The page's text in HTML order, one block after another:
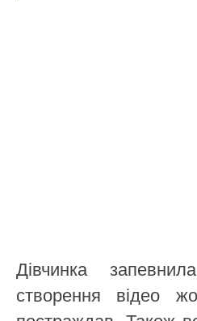
Дівчинка
створення відео